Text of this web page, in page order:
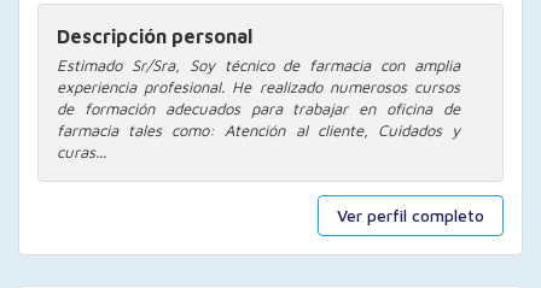
Ver perfil completo
Descripción personal
Estimado Sr/Sra, Soy técnico de farmacia con amplia
experiencia profesional. He realizado numerosos cursos
de formación adecuados para trabajar en oficina de
farmacia tales como: Atención al cliente, Cuidados y
curas...